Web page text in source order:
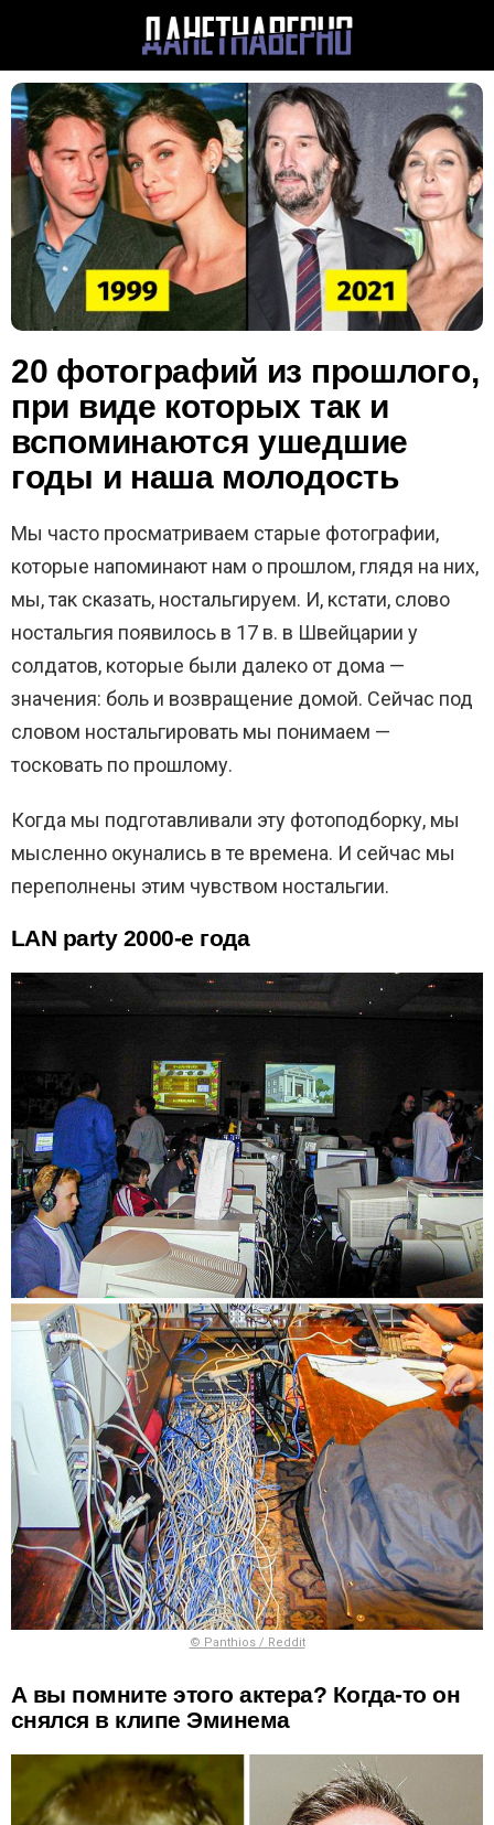
20 фотографий из прошлого,
при виде которых так и
вспоминаются ушедшие
годы и наша молодость
Мы часто просматриваем старые фотографии,
которые напоминают нам о прошлом, глядя на них,
мы, так сказать, ностальгируем. И, кстати, слово
ностальгия появилось в 17 в. в Швейцарии у
солдатов, которые были далеко от дома —
значения: боль и возвращение домой. Сейчас под
словом ностальгировать мы понимаем —
тосковать по прошлому.
Когда мы подготавливали эту фотоподборку, мы
мысленно окунались в те времена. И сейчас мы
переполнены этим чувством ностальгии.
LAN party 2000-е года
© Panthios / Reddit
А вы помните этого актера? Когда-то он
снялся в клипе Эминема